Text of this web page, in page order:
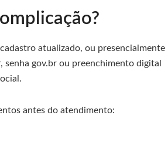
atualizado, ou presencialmente
gov.br ou preenchimento digital
antes do atendimento: